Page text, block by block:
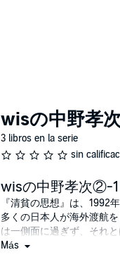
wisの中野孝
3 libros en la serie
sin
wisの中野孝次②-1
『清貧の思想』は、1992
多くの日本人が海外渡航
は一側面に過ぎず、それ
て、他の仕事を全部放擲
Más